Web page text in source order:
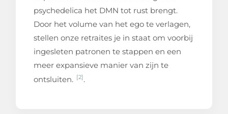
psychedelica het DMN tot rust brengt.
Door het volume van het ego te verlagen,
stellen onze retraites je in staat om voorbij
ingesleten patronen te stappen en een
meer expansieve manier van zijn te
ontsluiten. [2].